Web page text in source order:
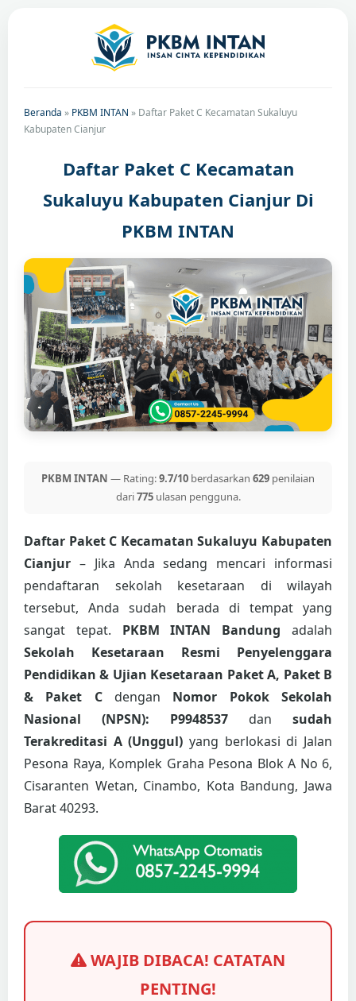
Beranda » PKBM INTAN » Daftar Paket C Kecamatan Sukaluyu
Kabupaten Cianjur
Daftar Paket C Kecamatan
Sukaluyu Kabupaten Cianjur Di
PKBM INTAN
PKBM INTAN — Rating:9.7/10 berdasarkan 629 penilaian
dari775ulasan pengguna.
Daftar Paket C Kecamatan Sukaluyu Kabupaten
Cianjur – Jika Anda sedang mencari informasi
pendaftaran sekolah kesetaraan di wilayah
tersebut, Anda sudah berada di tempat yang
sangat tepat. PKBM INTAN Bandung adalah
Sekolah Kesetaraan Resmi Penyelenggara
Pendidikan & Ujian Kesetaraan Paket A, Paket B
& Paket Cdengan Nomor Pokok Sekolah
Nasional (NPSN): P9948537 dan sudah
Terakreditasi A (Unggul) yang berlokasi di Jalan
Pesona Raya, Komplek Graha Pesona Blok A No 6,
Cisaranten Wetan, Cinambo, Kota Bandung, Jawa
Barat 40293.
WAJIB DIBACA! CATATAN
PENTING!